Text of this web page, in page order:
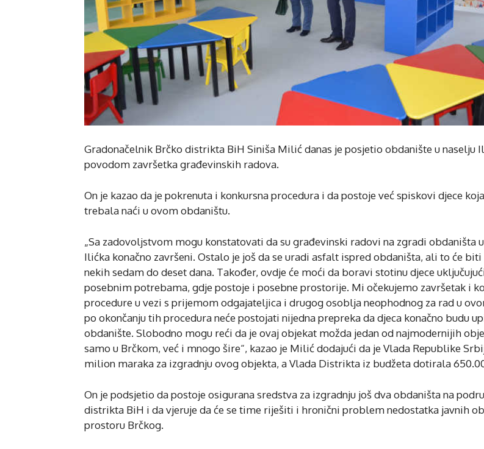
Gradonačelnik Brčko distrikta BiH Siniša Milić danas je posjetio obdanište u naselju
povodom završetka građevinskih radova.
On je kazao da je pokrenuta i konkursna procedura i da postoje već spiskovi djece
trebala naći u ovom obdaništu.
„Sa zadovoljstvom mogu konstatovati da su građevinski radovi na zgradi obdaništa
Ilićka konačno završeni. Ostalo je još da se uradi asfalt ispred obdaništa, ali to će biti
nekih sedam do deset dana. Također, ovdje će moći da boravi stotinu djece
posebnim potrebama, gdje postoje i posebne prostorije. Mi očekujemo završetak i
procedure u vezi s prijemom odgajateljica i drugog osoblja neophodnog za rad u
po okončanju tih procedura neće postojati nijedna prepreka da djeca konačno budu
obdanište. Slobodno mogu reći da je ovaj objekat možda jedan od najmodernijih
samo u Brčkom, već i mnogo šire“, kazao je Milić dodajući da je Vlada Republike
milion maraka za izgradnju ovog objekta, a Vlada Distrikta iz budžeta dotirala
On je podsjetio da postoje osigurana sredstva za izgradnju još dva obdaništa na
distrikta BiH i da vjeruje da će se time riješiti i hronični problem nedostatka javnih
prostoru Brčkog.